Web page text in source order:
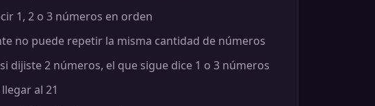
1, 2 o 3 números en orden
no puede repetir la misma cantidad de números
dijiste 2 números, el que sigue dice 1 o 3 números
al 21